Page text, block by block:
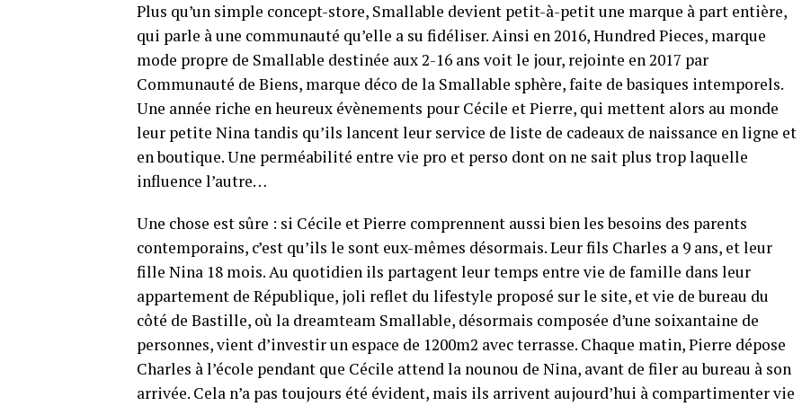
Plus qu’un simple concept-store, Smallable devient petit-à-petit une marque à part entière,
qui parle à une communauté qu’elle a su fidéliser. Ainsi en 2016, Hundred Pieces, marque
mode propre de Smallable destinée aux 2-16 ans voit le jour, rejointe en 2017 par
Communauté de Biens, marque déco de la Smallable sphère, faite de basiques intemporels.
Une année riche en heureux évènements pour Cécile et Pierre, qui mettent alors au monde
leur petite Nina tandis qu’ils lancent leur service de liste de cadeaux de naissance en ligne et
en boutique. Une perméabilité entre vie pro et perso dont on ne sait plus trop laquelle
influence l’autre…
Une chose est sûre : si Cécile et Pierre comprennent aussi bien les besoins des parents
contemporains, c’est qu’ils le sont eux-mêmes désormais. Leur fils Charles a 9 ans, et leur
fille Nina 18 mois. Au quotidien ils partagent leur temps entre vie de famille dans leur
appartement de République, joli reflet du lifestyle proposé sur le site, et vie de bureau du
côté de Bastille, où la dreamteam Smallable, désormais composée d’une soixantaine de
personnes, vient d’investir un espace de 1200m2 avec terrasse. Chaque matin, Pierre dépose
Charles à l’école pendant que Cécile attend la nounou de Nina, avant de filer au bureau à son
arrivée. Cela n’a pas toujours été évident, mais ils arrivent aujourd’hui à compartimenter vie